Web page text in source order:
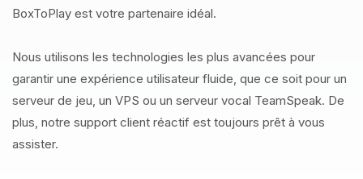
BoxToPlay est votre partenaire idéal.
Nous utilisons les technologies les plus avancées pour
garantir une expérience utilisateur fluide, que ce soit pour un
serveur de jeu, un VPS ou un serveur vocal TeamSpeak. De
plus, notre support client réactif est toujours prêt à vous
assister.